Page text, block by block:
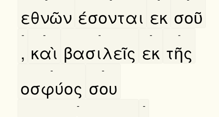
εθνῶν έσονται εκ σοῦ
,
-
καὶ
-
βασιλεῖς
-
εκ
-
τῆς
-
οσφύος
-
σου
-
- -